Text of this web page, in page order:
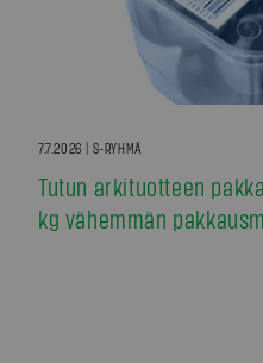
7.7.2026 | S-RYHMÄ
Tutun arkituotteen
kg vähemmän